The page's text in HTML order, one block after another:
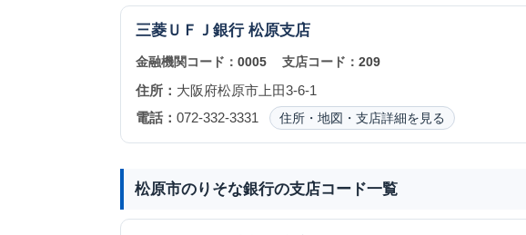
三菱ＵＦＪ銀行 松原支店
金融機関コード： 0005 支店コード： 209
住所： 大阪府松原市上田3-6-1
電話： 072-332-3331 住所・地図・支店詳細を見る
松原市のりそな銀行の支店コード一覧